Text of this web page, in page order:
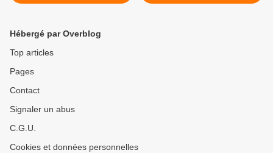
Hébergé par Overblog
Top articles
Pages
Contact
Signaler un abus
C.G.U.
Cookies et données personnelles